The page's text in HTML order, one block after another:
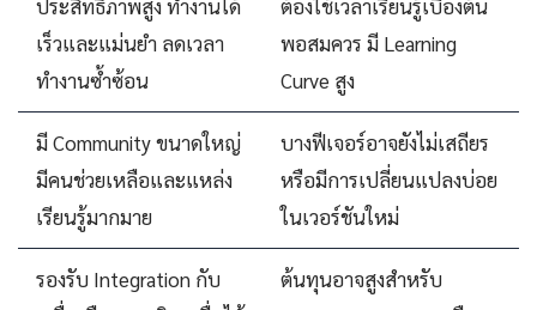
ประสิทธิภาพสูง ทำงานได้
เร็วและแม่นยำ ลดเวลา
ทำงานซ้ำซ้อน
ต้องใช้เวลาเรียนรู้เบื้องต้น
พอสมควร มี Learning
Curve สูง
มี Community ขนาดใหญ่
มีคนช่วยเหลือและแหล่ง
เรียนรู้มากมาย
บางฟีเจอร์อาจยังไม่เสถียร
หรือมีการเปลี่ยนแปลงบ่อย
ในเวอร์ชันใหม่
รองรับ Integration กับ
ต้นทุนอาจสูงสำหรับ